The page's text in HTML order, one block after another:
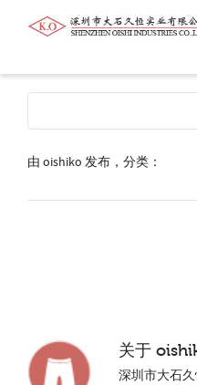
帮我查找新的衬
默
由 oishiko 发布，分类：
关于
深圳市大石